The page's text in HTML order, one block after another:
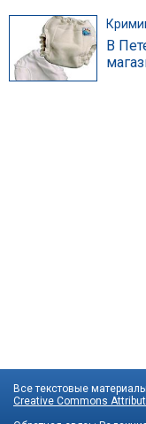
В
Все текстовые
Creative Commons